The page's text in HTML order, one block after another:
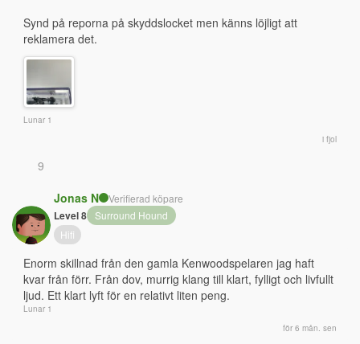
Synd på reporna på skyddslocket men känns löjligt att
reklamera det.
Lunar 1
i fjol
9
Jonas N
Verifierad köpare
Level 8 Surround Hound
Hifi
Enorm skillnad från den gamla Kenwoodspelaren jag haft
kvar från förr. Från dov, murrig klang till klart, fylligt och livfullt
ljud. Ett klart lyft för en relativt liten peng.
Lunar 1
för 6 mån. sen